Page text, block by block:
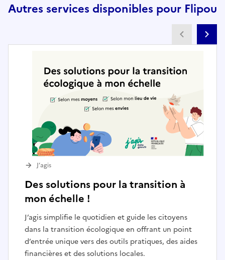
Autres services disponibles pour Flipou
Des solutions pour la transition à
mon échelle !
J’agis simplifie le quotidien et guide les citoyens
dans la transition écologique en offrant un point
d’entrée unique vers des outils pratiques, des aides
financières et des solutions locales.
J’agis